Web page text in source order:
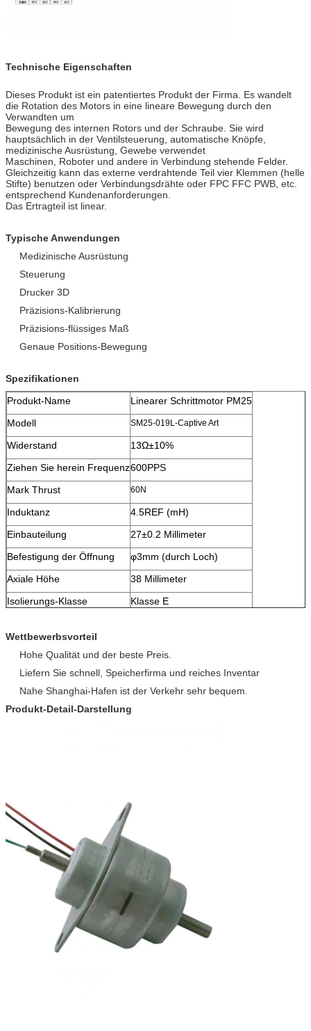
Technische Eigenschaften
Dieses Produkt ist ein patentiertes Produkt der Firma. Es wandelt
die Rotation des Motors in eine lineare Bewegung durch den
Verwandten um
Bewegung des internen Rotors und der Schraube. Sie wird
hauptsächlich in der Ventilsteuerung, automatische Knöpfe,
medizinische Ausrüstung, Gewebe verwendet
Maschinen, Roboter und andere in Verbindung stehende Felder.
Gleichzeitig kann das externe verdrahtende Teil vier Klemmen (helle
Stifte) benutzen oder Verbindungsdrähte oder FPC FFC PWB, etc.
entsprechend Kundenanforderungen.
Das Ertragteil ist linear.
Typische Anwendungen
Medizinische Ausrüstung
Steuerung
Drucker 3D
Präzisions-Kalibrierung
Präzisions-flüssiges Maß
Genaue Positions-Bewegung
Spezifikationen
Produkt-Name
Linearer Schrittmotor PM25
Modell
SM25-019L-Captive Art
Widerstand
13Ω±10%
Ziehen Sie herein Frequenz600PPS
Mark Thrust
60N
Induktanz
4.5REF (mH)
Einbauteilung
27±0.2 Millimeter
Befestigung der Öffnung
φ3mm (durch Loch)
Axiale Höhe
38 Millimeter
Isolierungs-Klasse
Klasse E
Wettbewerbsvorteil
Hohe Qualität und der beste Preis.
Liefern Sie schnell, Speicherfirma und reiches Inventar
Nahe Shanghai-Hafen ist der Verkehr sehr bequem.
Produkt-Detail-Darstellung